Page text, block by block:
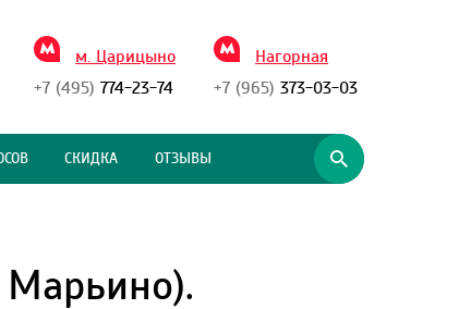
м. Царицыно
+7 (495) 774-23-74
Нагорная
+7 (965) 373-03-03
СКИДКА ОТЗЫВЫ